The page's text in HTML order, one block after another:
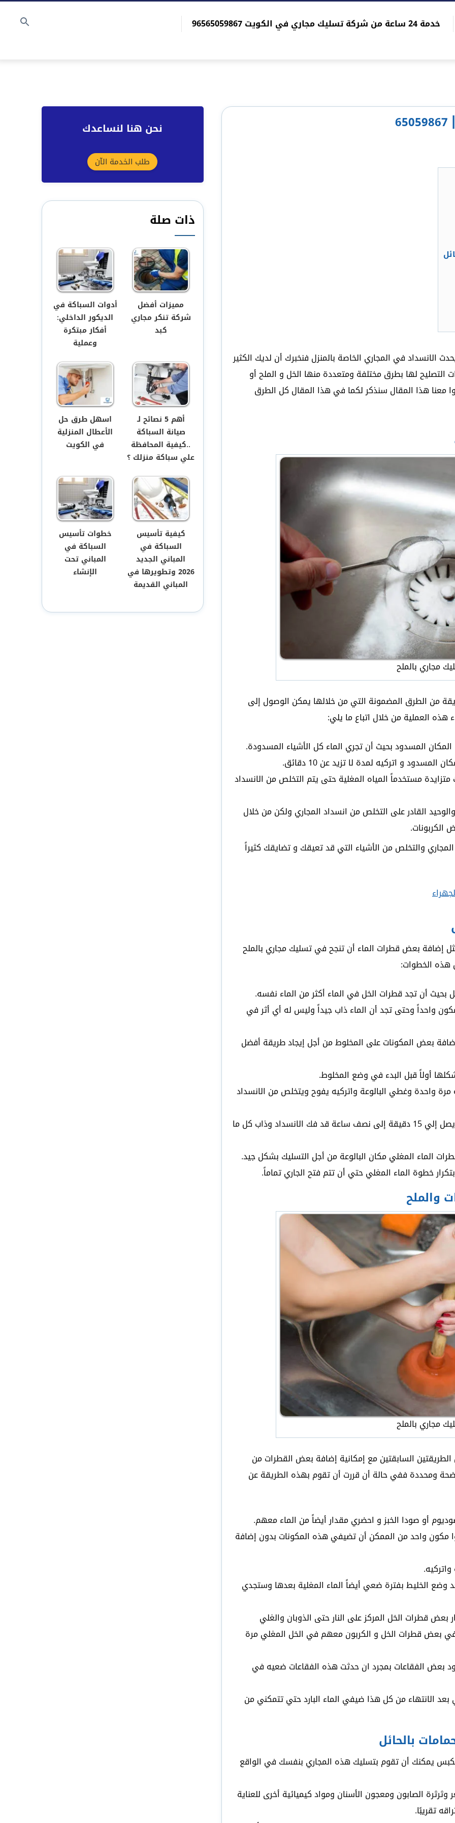
خدمة 24 ساعة من شركة تسليك مجاري في الكويت 96565059867
الانسداد في المجاري الخاصة بالمنزل فنخبرك أن لديك الكثير
التصليح لها بطرق مختلفة ومتعددة منها الخل و الملح أو
معنا هذا المقال سنذكر لكما في هذا المقال كل الطرق
مجاري بالملح
من الطرق المضمونة التي من خلالها يمكن الوصول إلى
العملية من خلال اتباع ما يلي:
المسدود بحيث أن تجري الماء كل الأشياء المسدودة.
و اتركيه لمدة لا تزيد عن 10 دقائق.
مستخدماً المياه المغلية حتى يتم التخلص من الانسداد
القادر على التخلص من انسداد المجاري ولكن من خلال
الكربونات.
والتخلص من الأشياء التي قد تعيقك و تضايقك كثيراً
إضافة بعض قطرات الماء أن تنجح في تسليك مجاري بالملح
هذه الخطوات:
أن تجد قطرات الخل في الماء أكثر من الماء نفسه.
واحداً وحتى تجد أن الماء ذاب جيداً وليس له أي أثر في
بعض المكونات على المخلوط من أجل إيجاد طريقة أفضل
أولاً قبل البدء في وضع المخلوط.
واحدة وغطي البالوعة واتركيه يفوح ويتخلص من الانسداد
ستجد أن الخليط بعد مرور بعض من الوقت قد يصل إلي 15 دقيقة إلى نصف ساعة قد فك الانسداد وذاب كل ما
الماء المغلي مكان البالوعة من أجل التسليك بشكل جيد.
خطوة الماء المغلي حتي أن تتم فتح الجاري تماماً.
والملح
مجاري بالملح
السابقتين مع إمكانية إضافة بعض القطرات من
ومحددة ففي حالة أن قررت أن تقوم بهذه الطريقة عن
أو صودا الخبز و احضري مقدار أيضاً من الماء معهم.
مكون واحد من الممكن أن تضيفي هذه المكونات بدون إضافة
الخليط بفترة ضعي أيضاً الماء المغلية بعدها وستجدي
قطرات الخل المركز على النار حتى الذوبان والغلي
بعض قطرات الخل و الكربون معهم في الخل المغلي مرة
بعض الفقاعات بمجرد ان حدثت هذه الفقاعات ضعيه في
الانتهاء من كل هذا ضيفي الماء البارد حتي تتمكني من
بالحائل
يمكنك أن تقوم بتسليك هذه المجاري بنفسك في الواقع
الصابون ومعجون الأسنان ومواد كيميائية أخرى للعناية
تقريبًا.
نحن هنا لنساعدك
طلب الخدمة الآن
ذات صلة
مميزات أفضل
شركة تنكر مجاري
كبد
أدوات السباكة في
الديكور الداخلي:
أفكار مبتكرة
وعملية
أهم 5 نصائح لـ
صيانة السباكة
..كيفية المحافظة
علي سباكة منزلك ؟
اسهل طرق حل
الأعطال المنزلية
في الكويت
كيفية تأسيس
السباكة في
المباني الجديد
2026 وتطويرها في
المباني القديمة
خطوات تأسيس
السباكة في
المباني تحت
الإنشاء